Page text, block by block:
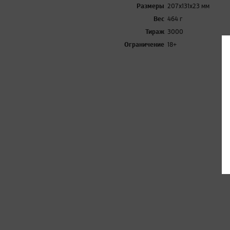
Размеры 207x131x23 мм
Вес 464 г
Тираж 3000
Ограничение 18+